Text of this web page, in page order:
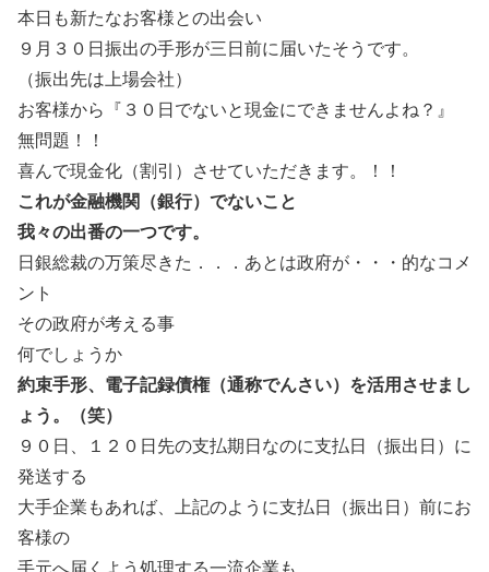
本日も新たなお客様との出会い
９月３０日振出の手形が三日前に届いたそうです。
（振出先は上場会社）
お客様から『３０日でないと現金にできませんよね？』
無問題！！
喜んで現金化（割引）させていただきます。！！
これが金融機関（銀行）でないこと
我々の出番の一つです。
日銀総裁の万策尽きた．．．あとは政府が・・・的なコメ
ント
その政府が考える事
何でしょうか
約束手形、電子記録債権（通称でんさい）を活用させまし
ょう。（笑）
９０日、１２０日先の支払期日なのに支払日（振出日）に
発送する
大手企業もあれば、上記のように支払日（振出日）前にお
客様の
手元へ届くよう処理する一流企業も